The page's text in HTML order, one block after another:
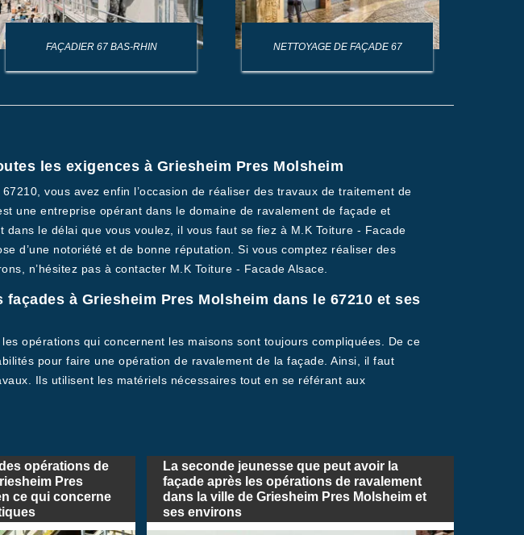
FAÇADIER 67 BAS-RHIN NETTOYAGE DE FAÇADE 67
les exigences à Griesheim Pres Molsheim
vous avez enfin l’occasion de réaliser des travaux de traitement de
une entreprise opérant dans le domaine de ravalement de façade et
le délai que vous voulez, il vous faut se fiez à M.K Toiture - Facade
d’une notoriété et de bonne réputation. Si vous comptez réaliser des
n’hésitez pas à contacter M.K Toiture - Facade Alsace.
à Griesheim Pres Molsheim dans le 67210 et ses
opérations qui concernent les maisons sont toujours compliquées. De ce
pour faire une opération de ravalement de la façade. Ainsi, il faut
Ils utilisent les matériels nécessaires tout en se référant aux
opérations de
Pres
ce qui concerne
La seconde jeunesse que peut avoir la
façade après les opérations de ravalement
dans la ville de Griesheim Pres Molsheim et
ses environs